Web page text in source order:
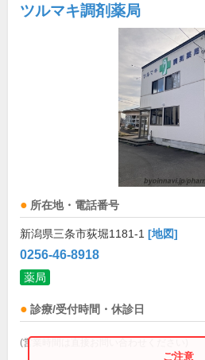
ツルマキ調剤薬局
所在地・電話番号
新潟県三条市荻堀1181-1 [地図]
0256-46-8918
薬局
診療/受付時間・休診日
(営業時間は直接お問い合わせください)